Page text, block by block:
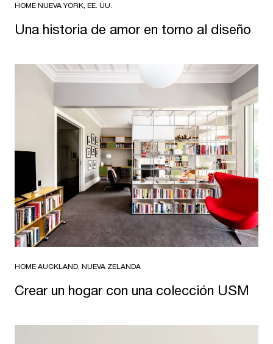
HOME·NUEVA YORK, EE. UU.
Una historia de amor en torno al diseño
HOME·AUCKLAND, NUEVA ZELANDA
Crear un hogar con una colección USM